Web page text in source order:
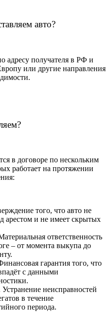
авто?
адресу получателя в РФ и
или другие направления
в договоре по нескольким
работает на протяжении
того, что авто не
арестом и не имеет скрытых
ответственность
– от момента выкупа до
гарантия того, что
с данными
неисправностей
в течение
периода.